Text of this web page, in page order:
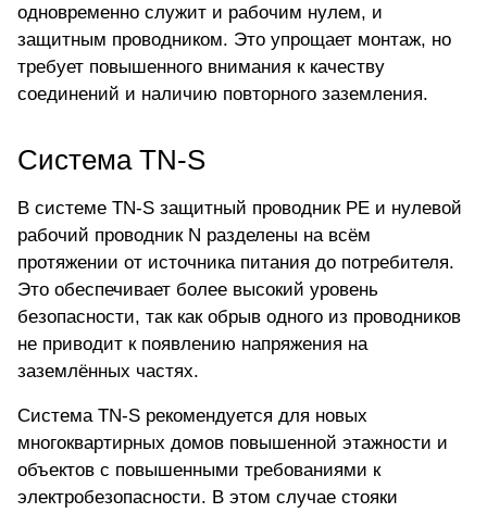
одновременно служит и рабочим нулем, и
защитным проводником. Это упрощает монтаж, но
требует повышенного внимания к качеству
соединений и наличию повторного заземления.
Система TN-S
В системе TN-S защитный проводник PE и нулевой
рабочий проводник N разделены на всём
протяжении от источника питания до потребителя.
Это обеспечивает более высокий уровень
безопасности, так как обрыв одного из проводников
не приводит к появлению напряжения на
заземлённых частях.
Система TN-S рекомендуется для новых
многоквартирных домов повышенной этажности и
объектов с повышенными требованиями к
электробезопасности. В этом случае стояки